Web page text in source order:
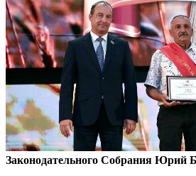
Законодательного Собрания Юрий